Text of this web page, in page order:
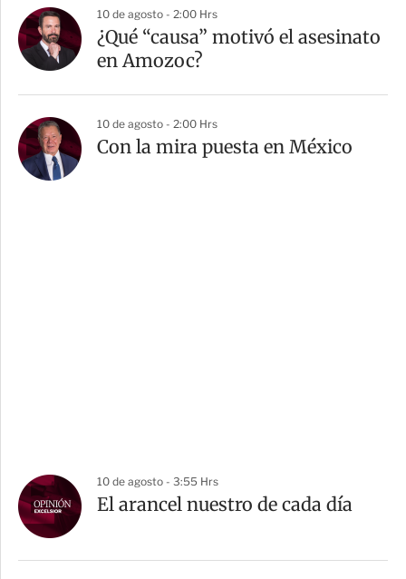
10 de agosto - 2:00 Hrs
¿Qué “causa” motivó el asesinato
en Amozoc?
10 de agosto - 2:00 Hrs
Con la mira puesta en México
10 de agosto - 3:55 Hrs
El arancel nuestro de cada día